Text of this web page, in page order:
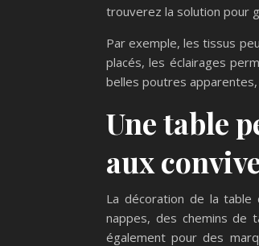
trouverez la solution pour
Par exemple, les tissus
placés, les éclairages
belles poutres
Une table
aux
La décoration de la table
nappes, des chemins de
également pour des